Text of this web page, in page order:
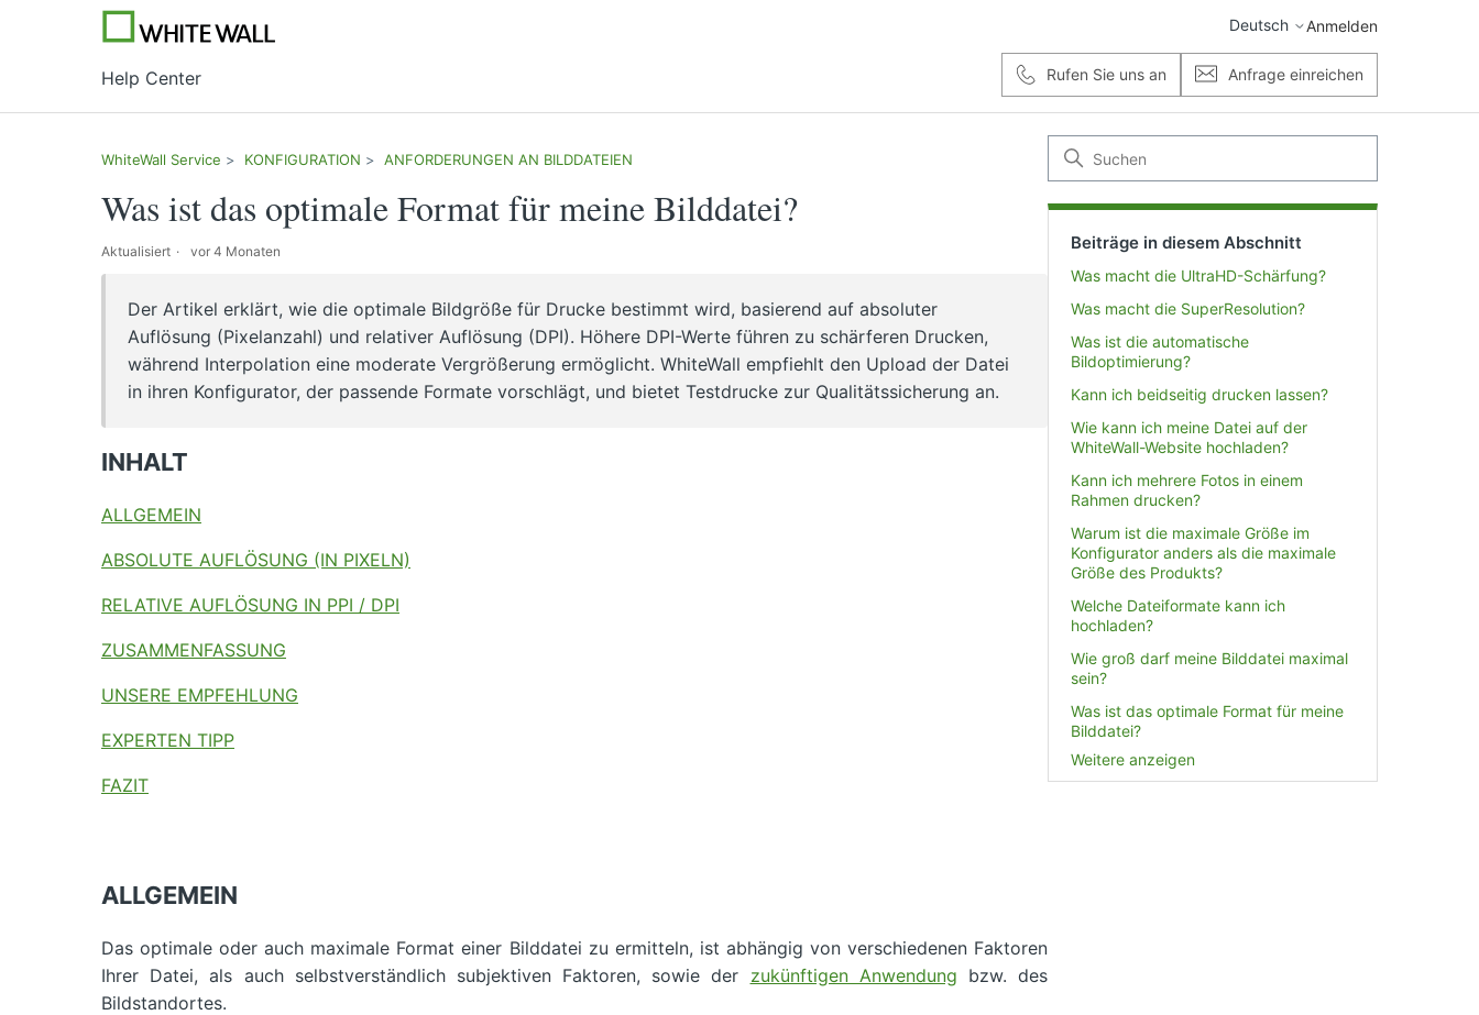
Deutsch Anmelden
Help Center Rufen Sie uns an Anfrage einreichen
WhiteWall Service KONFIGURATION ANFORDERUNGEN AN BILDDATEIEN
Beiträge in diesem Abschnitt
Was macht die UltraHD-Schärfung?
Was macht die SuperResolution?
Was ist die automatische
Bildoptimierung?
Kann ich beidseitig drucken lassen?
Wie kann ich meine Datei auf der
WhiteWall-Website hochladen?
Kann ich mehrere Fotos in einem
Rahmen drucken?
Warum ist die maximale Größe im
Konfigurator anders als die maximale
Größe des Produkts?
Welche Dateiformate kann ich
hochladen?
Wie groß darf meine Bilddatei maximal
sein?
Was ist das optimale Format für meine
Bilddatei?
Weitere anzeigen
Was ist das optimale Format für meine Bilddatei?
Aktualisiert vor 4 Monaten
Der Artikel erklärt, wie die optimale Bildgröße für Drucke bestimmt wird, basierend auf absoluter
Auflösung (Pixelanzahl) und relativer Auflösung (DPI). Höhere DPI-Werte führen zu schärferen Drucken,
während Interpolation eine moderate Vergrößerung ermöglicht. WhiteWall empfiehlt den Upload der Datei
in ihren Konfigurator, der passende Formate vorschlägt, und bietet Testdrucke zur Qualitätssicherung an.
INHALT
ALLGEMEIN
ABSOLUTE AUFLÖSUNG (IN PIXELN)
RELATIVE AUFLÖSUNG IN PPI / DPI
ZUSAMMENFASSUNG
UNSERE EMPFEHLUNG
EXPERTEN TIPP
FAZIT
ALLGEMEIN
Das optimale oder auch maximale Format einer Bilddatei zu ermitteln, ist abhängig von verschiedenen Faktoren
Ihrer Datei, als auch selbstverständlich subjektiven Faktoren, sowie der zukünftigen Anwendung bzw. des
Bildstandortes.